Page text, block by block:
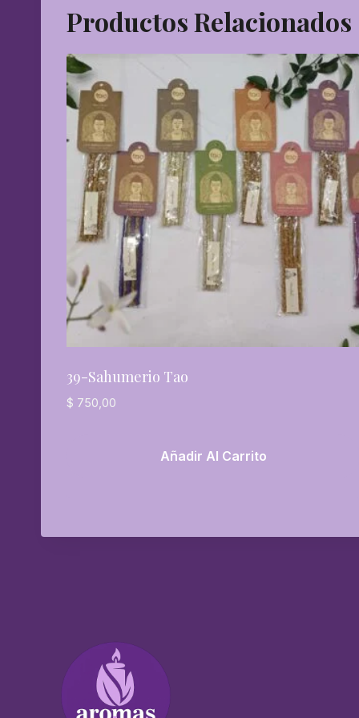
Productos Relacionados
39-Sahumerio Tao
$ 750,00
Añadir Al Carrito